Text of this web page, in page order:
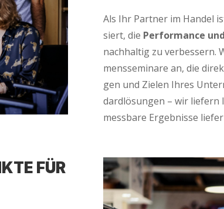
Als Ihr Part­ner im Han­del
siert, die Per­for­mance
nach­hal­tig zu ver­bes­sern.
mens­se­mi­na­re an, die
gen und Zie­len Ihres
dard­lö­sun­gen – wir lie­fern
mess­ba­re Ergeb­nis­se
FÜR